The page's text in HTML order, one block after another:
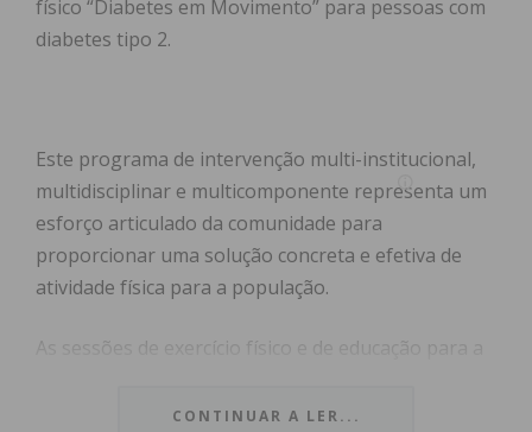
físico “Diabetes em Movimento” para pessoas com
diabetes tipo 2.
Este programa de intervenção multi-institucional,
multidisciplinar e multicomponente representa um
esforço articulado da comunidade para
proporcionar uma solução concreta e efetiva de
atividade física para a população.
As sessões de exercício físico e de educação para a
segundas, quartas e sextas-feiras, entre as 14h30 e
CONTINUAR A LER...